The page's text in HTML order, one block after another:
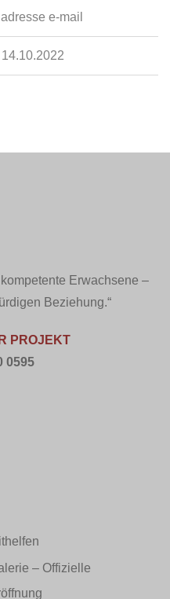
e-mail
Erwachsene –
Beziehung.“
PROJEKT
0595
– Offizielle